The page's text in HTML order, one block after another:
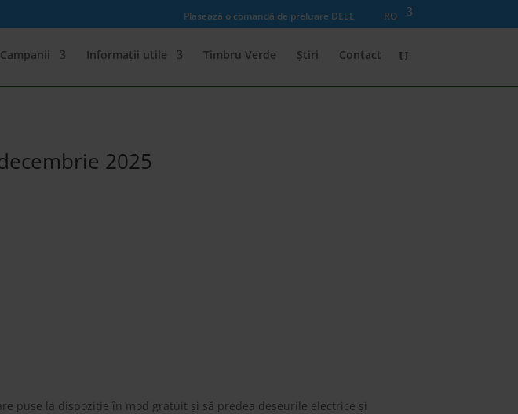
Plasează o comandă de preluare DEEE RO
Informații utile Timbru Verde Știri Contact
2025
puse la dispoziție în mod gratuit și să predea deșeurile electrice și